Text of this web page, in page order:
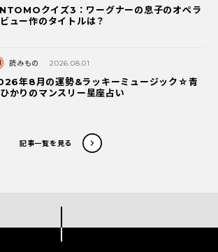
クイズ3：ワーグナーの息子のオペラ
ュー作のタイトルは？
読みもの 2026.08.01
年8月の運勢&ラッキーミュージック☆青
かりのマンスリー星座占い
記事一覧を見る